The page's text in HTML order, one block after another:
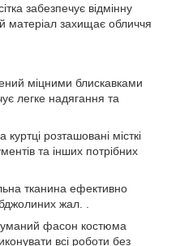
забезпечує відмінну
матеріал захищає обличчя
міцними блискавками
легке надягання та
куртці розташовані місткі
та інших потрібних
тканина ефективно
жал. .
фасон костюма
всі роботи без